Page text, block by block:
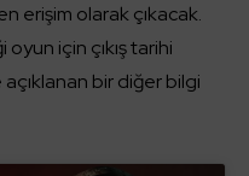
erişim olarak çıkacak.
oyun için çıkış tarihi
bir diğer bilgi